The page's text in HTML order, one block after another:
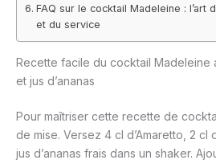
FAQ sur le cocktail Madeleine : l’art
et du service
Recette facile du cocktail Madeleine
et jus d’ananas
Pour maîtriser cette recette de
de mise. Versez 4 cl d’Amaretto, 2
jus d’ananas frais dans un shaker.